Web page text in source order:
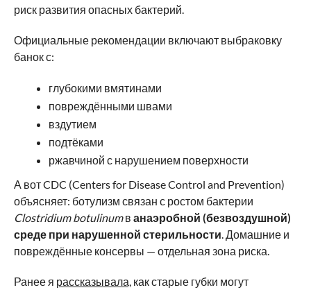
риск развития опасных бактерий.
Официальные рекомендации включают выбраковку
банок с:
глубокими вмятинами
повреждёнными швами
вздутием
подтёками
ржавчиной с нарушением поверхности
А вот CDC (Centers for Disease Control and Prevention)
объясняет: ботулизм связан с ростом бактерии
Clostridium botulinumв анаэробной (безвоздушной)
среде при нарушенной стерильности. Домашние и
повреждённые консервы — отдельная зона риска.
Ранее я рассказывала,как старые губки могут